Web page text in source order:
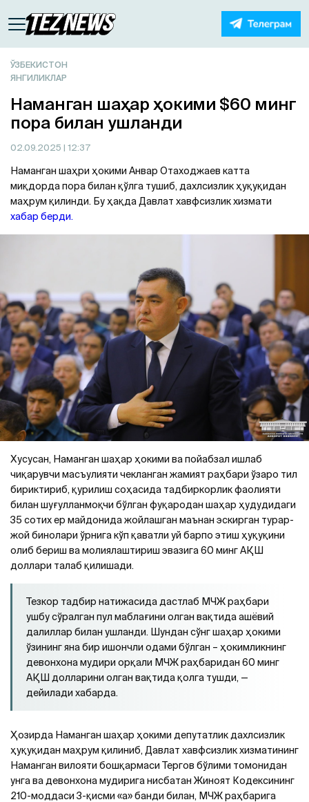
ЎЗБЕКИСТОН
ЯНГИЛИКЛАР
Наманган шаҳар ҳокими $60 минг
пора билан ушланди
02.09.2025 | 12:37
Наманган шаҳри ҳокими Анвар Отаходжаев катта
миқдорда пора билан қўлга тушиб, дахлсизлик ҳуқуқидан
маҳрум қилинди. Бу ҳақда Давлат хавфсизлик хизмати
хабар берди.
Хусусан, Наманган шаҳар ҳокими ва пойабзал ишлаб
чиқарувчи масъулияти чекланган жамият раҳбари ўзаро тил
бириктириб, қурилиш соҳасида тадбиркорлик фаолияти
билан шуғулланмоқчи бўлган фуқародан шаҳар ҳудудидаги
35 сотих ер майдонида жойлашган маънан эскирган турар-
жой бинолари ўрнига кўп қаватли уй барпо этиш ҳуқуқини
олиб бериш ва молиялаштириш эвазига 60 минг АҚШ
доллари талаб қилишади.
Тезкор тадбир натижасида дастлаб МЧЖ раҳбари
ушбу сўралган пул маблағини олган вақтида ашёвий
далиллар билан ушланди. Шундан сўнг шаҳар ҳокими
ўзининг яна бир ишончли одами бўлган – ҳокимликнинг
девонхона мудири орқали МЧЖ раҳбаридан 60 минг
АҚШ долларини олган вақтида қолга тушди, —
дейилади хабарда.
Ҳозирда Наманган шаҳар ҳокими депутатлик дахлсизлик
ҳуқуқидан маҳрум қилиниб, Давлат хавфсизлик хизматининг
Наманган вилояти бошқармаси Тергов бўлими томонидан
унга ва девонхона мудирига нисбатан Жиноят Кодексининг
210-моддаси 3-қисми «а» банди билан, МЧЖ раҳбарига